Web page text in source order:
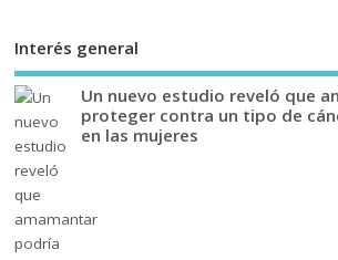
Interés general
Un nuevo estudio reveló que
proteger contra un tipo de
en las mujeres